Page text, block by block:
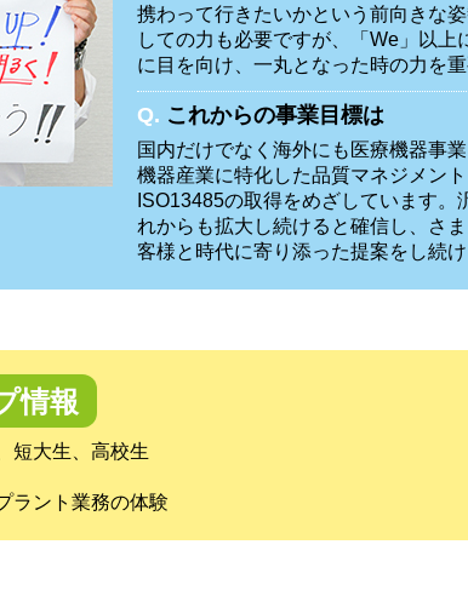
携わって行きたいかという前向きな
しての力も必要ですが、「We」以
に目を向け、一丸となった時の力を重
Q. これからの事業目標は
国内だけでなく海外にも医療機器事
機器産業に特化した品質マネジメン
ISO13485の取得をめざしています。
れからも拡大し続けると確信し、さ
客様と時代に寄り添った提案をし続け
情報
短大生、高校生
ラント業務の体験